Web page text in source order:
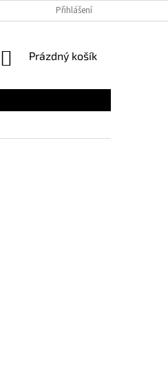
VRÁCENÍ ZBOŽÍ A
Přihlášení
NÁKUPNÍ
Prázdný košík